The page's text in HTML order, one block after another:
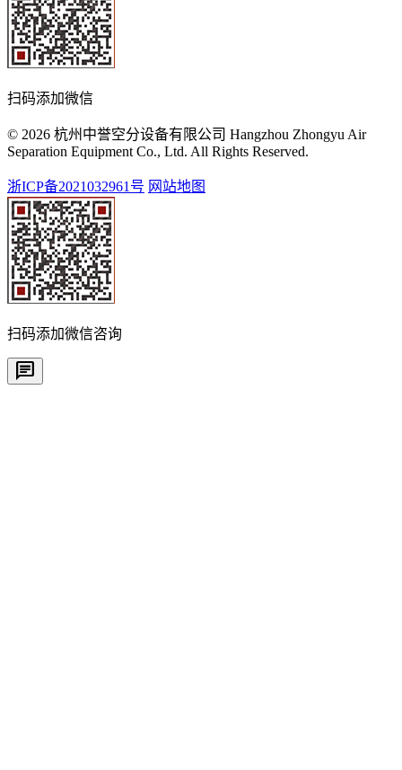
扫码添加微信
© 2026 杭州中誉空分设备有限公司 Hangzhou Zhongyu Air
Separation Equipment Co., Ltd. All Rights Reserved.
浙ICP备2021032961号 网站地图
扫码添加微信咨询
chat